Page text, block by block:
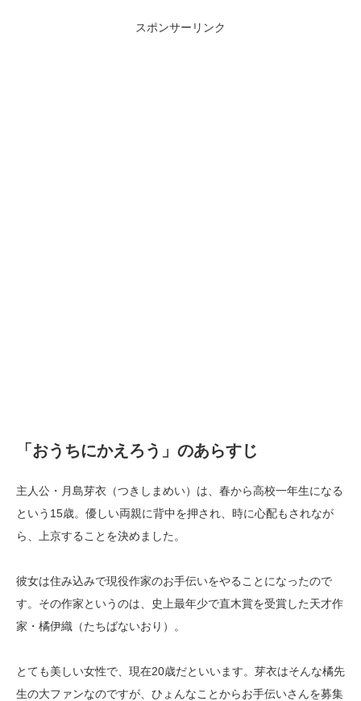
スポンサーリンク
「おうちにかえろう」のあらすじ
主人公・月島芽衣（つきしまめい）は、春から高校一年生になる
という15歳。優しい両親に背中を押され、時に心配もされなが
ら、上京することを決めました。
彼女は住み込みで現役作家のお手伝いをやることになったので
す。その作家というのは、史上最年少で直木賞を受賞した天才作
家・橘伊織（たちばないおり）。
とても美しい女性で、現在20歳だといいます。芽衣はそんな橘先
生の大ファンなのですが、ひょんなことからお手伝いさんを募集